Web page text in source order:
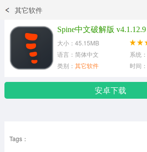
动作射击
冒险解谜 经营养成
体育竞技
其它软件
Spine中文破解版 v4.1.12.9
大小：45.15MB
语言：简体中文
系统
类别： 其它软件 时间
安卓下载
Tags：